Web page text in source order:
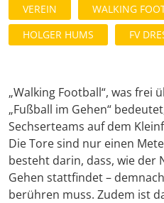
VEREIN
WALKING
HOLGER HUMS
FV
„Walking Football“, was frei
„Fußball im Gehen“
Sechserteams auf dem
Die Tore sind nur einen
besteht darin, dass, wie der
Gehen stattfindet –
berühren muss. Zudem ist